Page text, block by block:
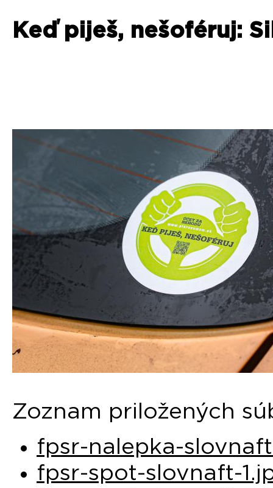
Keď piješ, nešoféruj:
Zoznam priložených
fpsr-nalepka-
fpsr-spot-slovnaft-